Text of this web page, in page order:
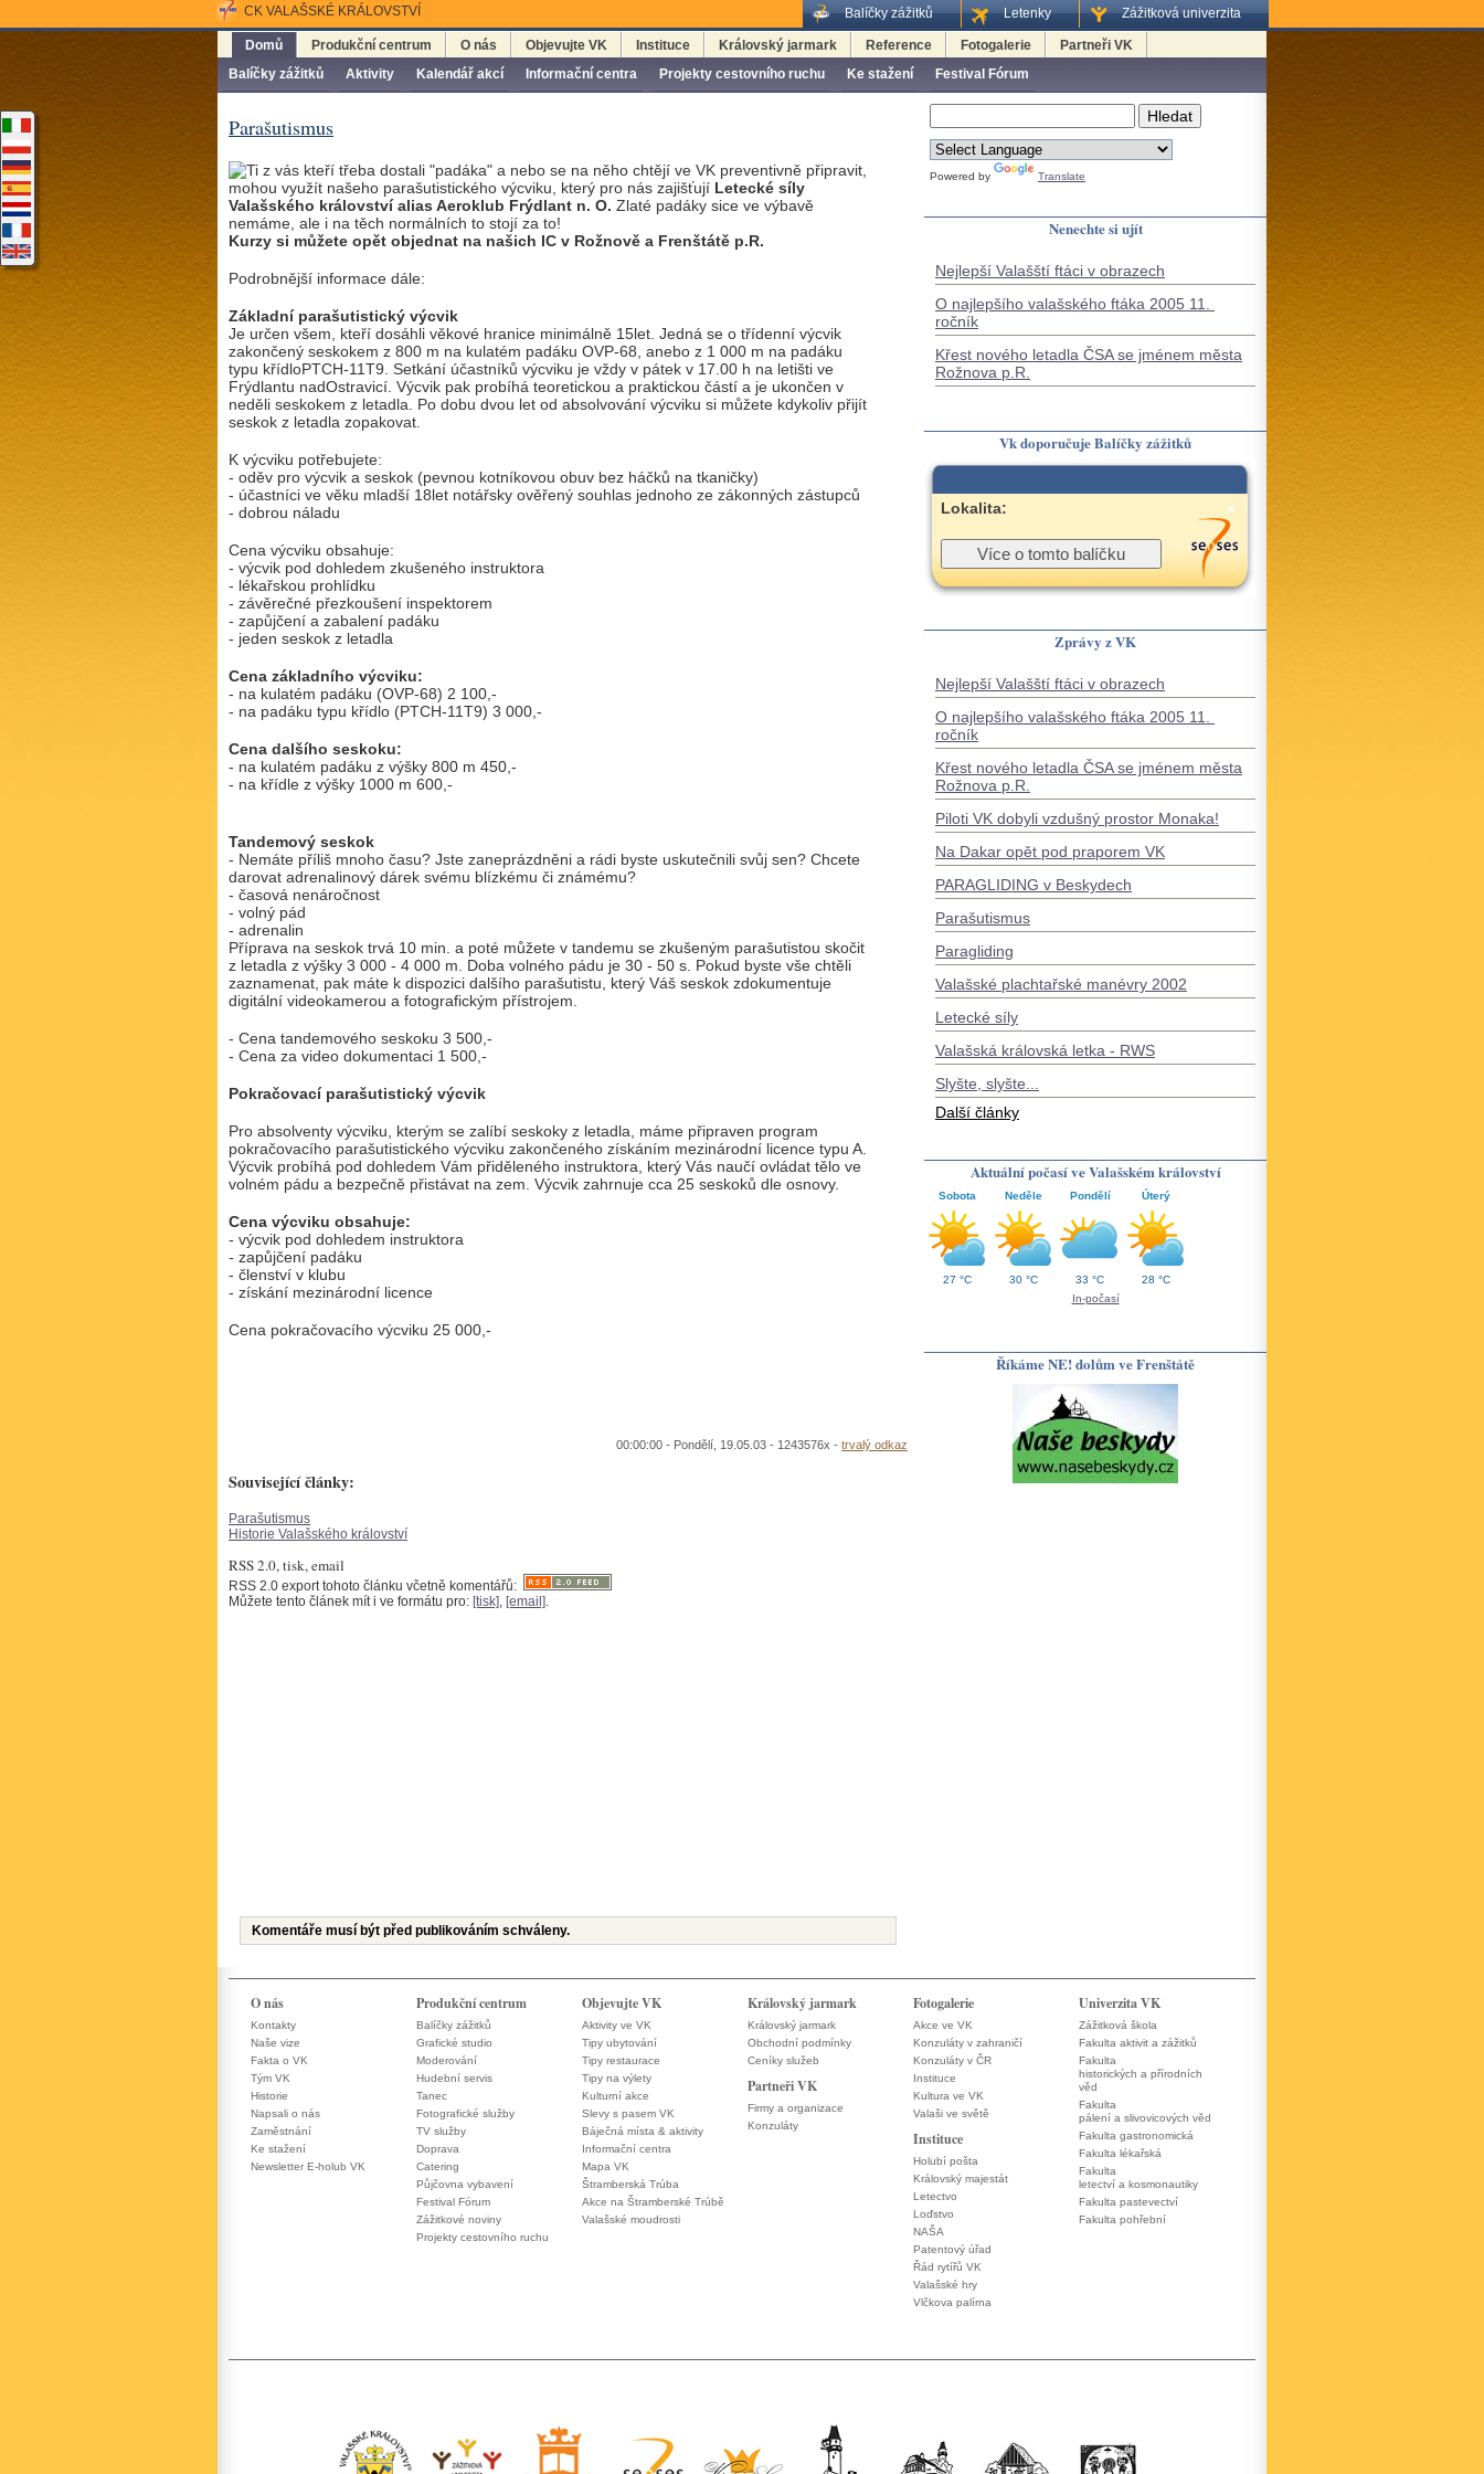
Zážitková univerzita
Letenky
Balíčky zážitků
CK VALAŠSKÉ KRÁLOVSTVÍ
Domů
Balíčky zážitků
Aktivity Kalendář akcí Informační centra Projekty cestovního ruchu Ke stažení Festival Fórum
Produkční centrum O nás Objevujte VK Instituce Královský jarmark Reference Fotogalerie Partneři VK
Parašutismus
Ti z vás kteří třeba dostali "padáka" a nebo se na něho chtějí ve VK preventivně připravit,
mohou využít našeho parašutistického výcviku, který pro nás zajišťují Letecké síly
Valašského království alias Aeroklub Frýdlant n. O. Zlaté padáky sice ve výbavě
nemáme, ale i na těch normálních to stojí za to!
Kurzy si můžete opět objednat na našich IC v Rožnově a Frenštátě p.R.
Podrobnější informace dále:
Základní parašutistický výcvik
Je určen všem, kteří dosáhli věkové hranice minimálně 15let. Jedná se o třídenní výcvik
zakončený seskokem z 800 m na kulatém padáku OVP-68, anebo z 1 000 m na padáku
typu křídloPTCH-11T9. Setkání účastníků výcviku je vždy v pátek v 17.00 h na letišti ve
Frýdlantu nadOstravicí. Výcvik pak probíhá teoretickou a praktickou částí a je ukončen v
neděli seskokem z letadla. Po dobu dvou let od absolvování výcviku si můžete kdykoliv přijít
seskok z letadla zopakovat.
K výcviku potřebujete:
- oděv pro výcvik a seskok (pevnou kotníkovou obuv bez háčků na tkaničky)
- účastníci ve věku mladší 18let notářsky ověřený souhlas jednoho ze zákonných zástupců
- dobrou náladu
Cena výcviku obsahuje:
- výcvik pod dohledem zkušeného instruktora
- lékařskou prohlídku
- závěrečné přezkoušení inspektorem
- zapůjčení a zabalení padáku
- jeden seskok z letadla
Cena základního výcviku:
- na kulatém padáku (OVP-68) 2 100,-
- na padáku typu křídlo (PTCH-11T9) 3 000,-
Cena dalšího seskoku:
- na kulatém padáku z výšky 800 m 450,-
- na křídle z výšky 1000 m 600,-
Tandemový seskok
- Nemáte příliš mnoho času? Jste zaneprázdněni a rádi byste uskutečnili svůj sen? Chcete
darovat adrenalinový dárek svému blízkému či známému?
- časová nenáročnost
- volný pád
- adrenalin
Příprava na seskok trvá 10 min. a poté můžete v tandemu se zkušeným parašutistou skočit
z letadla z výšky 3 000 - 4 000 m. Doba volného pádu je 30 - 50 s. Pokud byste vše chtěli
zaznamenat, pak máte k dispozici dalšího parašutistu, který Váš seskok zdokumentuje
digitální videokamerou a fotografickým přístrojem.
- Cena tandemového seskoku 3 500,-
- Cena za video dokumentaci 1 500,-
Pokračovací parašutistický výcvik
Pro absolventy výcviku, kterým se zalíbí seskoky z letadla, máme připraven program
pokračovacího parašutistického výcviku zakončeného získáním mezinárodní licence typu A.
Výcvik probíhá pod dohledem Vám přiděleného instruktora, který Vás naučí ovládat tělo ve
volném pádu a bezpečně přistávat na zem. Výcvik zahrnuje cca 25 seskoků dle osnovy.
Cena výcviku obsahuje:
- výcvik pod dohledem instruktora
- zapůjčení padáku
- členství v klubu
- získání mezinárodní licence
Cena pokračovacího výcviku 25 000,-
00:00:00 - Pondělí, 19.05.03 - 1243576x - trvalý odkaz
Související články:
Parašutismus
Historie Valašského království
RSS 2.0, tisk, email
RSS 2.0 export tohoto článku včetně komentářů:
Můžete tento článek mít i ve formátu pro: [tisk], [email].
Komentáře musí být před publikováním schváleny.
Powered by Translate
Nenechte si ujít
Nejlepší Valašští ftáci v obrazech
O najlepšího valašského ftáka 2005 11.
ročník
Křest nového letadla ČSA se jménem města
Rožnova p.R.
Vk doporučuje Balíčky zážitků
Lokalita:
Zprávy z VK
Nejlepší Valašští ftáci v obrazech
O najlepšího valašského ftáka 2005 11.
ročník
Křest nového letadla ČSA se jménem města
Rožnova p.R.
Piloti VK dobyli vzdušný prostor Monaka!
Na Dakar opět pod praporem VK
PARAGLIDING v Beskydech
Parašutismus
Paragliding
Valašské plachtařské manévry 2002
Letecké síly
Valašská královská letka - RWS
Slyšte, slyšte...
Další články
Aktuální počasí ve Valašském království
Sobota
27 °C
Neděle
30 °C
Pondělí
33 °C
Úterý
28 °C
In-počasí
Říkáme NE! dolům ve Frenštátě
O nás
Kontakty
Naše vize
Fakta o VK
Tým VK
Historie
Napsali o nás
Zaměstnání
Ke stažení
Newsletter E-holub VK
Produkční centrum
Balíčky zážitků
Grafické studio
Moderování
Hudební servis
Tanec
Fotografické služby
TV služby
Doprava
Catering
Půjčovna vybavení
Festival Fórum
Zážitkové noviny
Projekty cestovního ruchu
Objevujte VK
Aktivity ve VK
Tipy ubytování
Tipy restaurace
Tipy na výlety
Kulturní akce
Slevy s pasem VK
Báječná místa & aktivity
Informační centra
Mapa VK
Štramberská Trúba
Akce na Štramberské Trúbě
Valašské moudrosti
Královský jarmark
Královský jarmark
Obchodní podmínky
Ceníky služeb
Partneři VK
Firmy a organizace
Konzuláty
Fotogalerie
Akce ve VK
Konzuláty v zahraničí
Konzuláty v ČR
Instituce
Kultura ve VK
Valaši ve světě
Instituce
Holubí pošta
Královský majestát
Letectvo
Loďstvo
NAŠA
Patentový úřad
Řád rytířů VK
Valašské hry
Vlčkova palírna
Univerzita VK
Zážitková škola
Fakulta aktivit a zážitků
Fakulta
historických a přírodních
věd
Fakulta
pálení a slivovicových věd
Fakulta gastronomická
Fakulta lékařská
Fakulta
letectví a kosmonautiky
Fakulta pastevectví
Fakulta pohřební